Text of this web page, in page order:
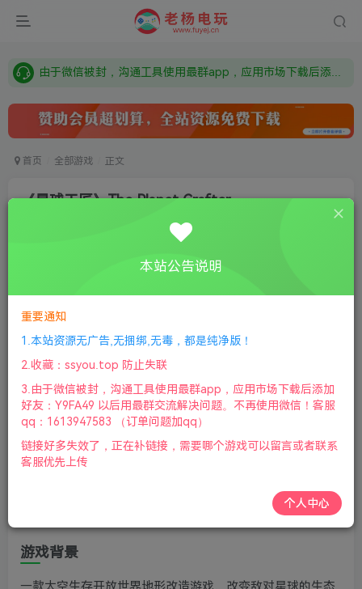
需要什么游戏请联系客服，若链接失效请联系客服，百度网盘边上的激活码也是解压密码
由于微信被封，沟通工具使用最群app，应用市场下载后添加好友：Y9FA49 以后用最群交流解决问题。不再使用微信！
首页 全部游戏 正文
《星球工匠》The Planet Crafter
①下载安装教程 ②下载安装视频教程 ③ 游戏运行
版本：v1.601|容量6GB|官方简体中文|2025年10月20号更
新
游戏介绍
星球工匠(The Planet Crafter)是一款太空殖民地主题的开放
世界生存建造类游戏，将一颗原本环境恶劣的星球改造成一
个宜居之地。游戏包含异星探索、资源采集与物品制作等元
游戏背景
本站公告说明
重要通知
1.本站资源无广告,无捆绑,无毒，都是纯净版！
2.收藏：ssyou.top 防止失联
3.由于微信被封，沟通工具使用最群app，应用市场下载后添加
好友：Y9FA49 以后用最群交流解决问题。不再使用微信！客服
qq：1613947583 （订单问题加qq）
链接好多失效了，正在补链接，需要哪个游戏可以留言或者联系
客服优先上传
个人中心